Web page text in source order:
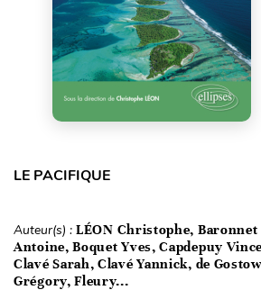
LE PACIFIQUE
Auteur(s) : LÉON Christophe, Baronnet
Antoine, Boquet Yves, Capdepuy
Clavé Sarah, Clavé Yannick, de
Grégory, Fleury...